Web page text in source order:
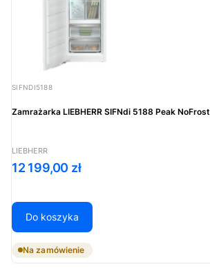
Kod produktu
SIFNDI5188
Zamrażarka LIEBHERR SIFNdi 5188 Peak NoFrost
PRODUCENT
LIEBHERR
Cena
12 199,00 zł
Do koszyka
Na zamówienie